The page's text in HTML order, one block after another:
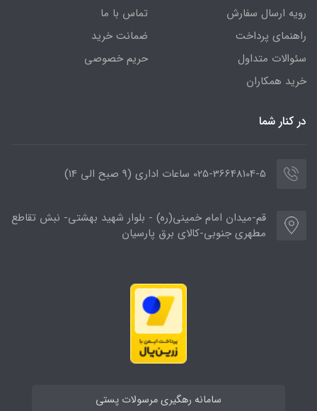
رویه ارسال سفارش
راهنمای پرداخت
سئوالات متداول
خرید همکاران
تماس با ما
ضمانت خرید
حریم خصوصی
در کنار شما
025-36648104-5 ساعات اداری (9 صبح الی 14)
قم-میدان امام خمینی(ره) - بلوار شهید بهشتی- نبش تقاطع
مطهری جنوبی-کالای برق پارسیان
سامانه رهگیری مرسولات پستی